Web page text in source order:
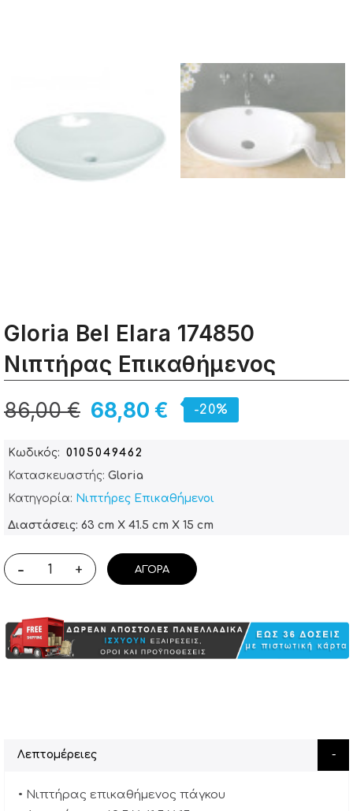
Gloria Bel Elara 174850
Νιπτήρας Eπικαθήμενος
68,80 €
86,00 € -20%
Κωδικός
0105049462
Κατασκευαστής: Gloria
Κατηγορία: Νιπτήρες Επικαθήμενοι
Διαστάσεις: 63 cm X 41.5 cm X 15 cm
- + ΑΓΟΡΆ
Λεπτομέρειες
• Νιπτήρας επικαθήμενος πάγκου